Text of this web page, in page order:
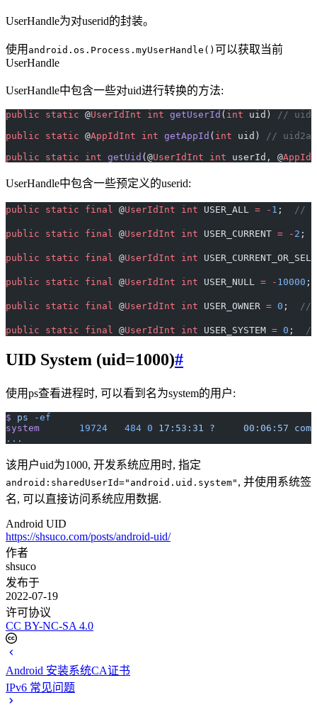
UserHandle为对userid的封装。
使用 android.os.Process.myUserHandle() 可以获取当前
UserHandle
UserHandle中包含一些对uid进行转换的方法:
public static @UserIdInt int getUserId ( int uid)
//
public static @AppIdInt int getAppId ( int uid)
//
public static int getUid (@UserIdInt int userId, @
UserHandle中包含一些预定义的userid:
public static final @UserIdInt int USER_ALL = - 1 ; //
public static final @UserIdInt int USER_CURRENT = - 2 ;
public static final @UserIdInt int
public static final @UserIdInt int USER_NULL = - 10000
public static final @UserIdInt int USER_OWNER = 0 ; //
public static final @UserIdInt int USER_SYSTEM = 0 ; //
UID System (uid=1000)#
使用ps查看进程时, 可以看到名为system的用户:
$ ps -ef
system
       19724
   484
0 17:53:31 ?
     00:06:57
...
该用户uid为1000, 开发系统应用时, 指定
android:sharedUserId="android.uid.system" , 并使用系统签
名, 可以直接访问系统应用数据.
Android UID
https://shsuco.com/posts/android-uid/
作者
shsuco
发布于
2022-07-19
许可协议
CC BY-NC-SA 4.0
Android 安装系统CA证书
IPv6 常见问题